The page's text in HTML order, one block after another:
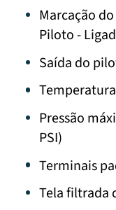
Marcação
Piloto -
Saída do
Pressão
PSI)
Terminais
Tela filtrada